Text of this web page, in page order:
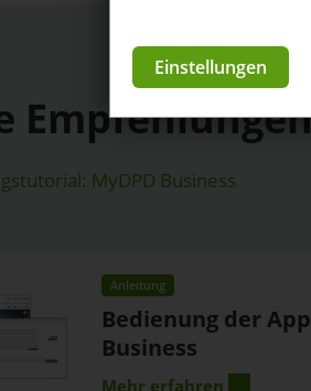
MyDPD Business
Anleitung
Bedienung der
Business
Mehr erfahren
Einstellungen